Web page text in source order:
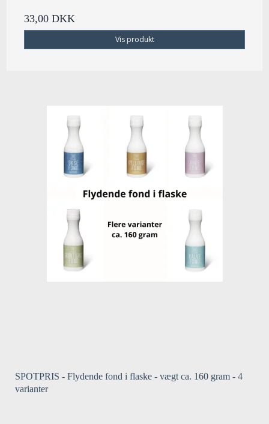
33,00 DKK
Vis produkt
SPOTPRIS - Flydende fond i flaske - vægt ca. 160 gram - 4
varianter